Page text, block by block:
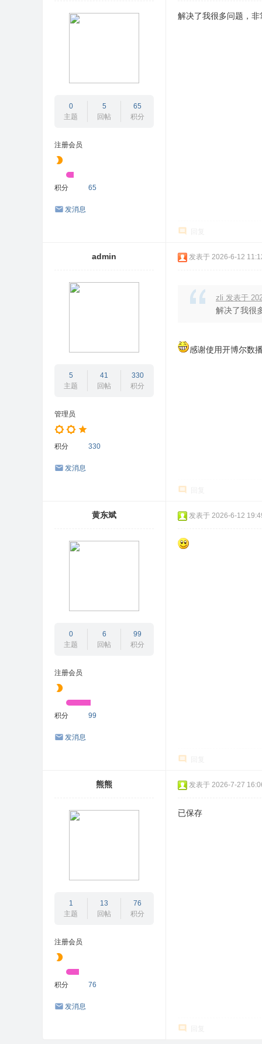
0
主题
5
回帖
65
积分
注册会员
积分 65
发消息
解决了我很多问题，
admin
5
主题
41
回帖
330
积分
管理员
积分 330
发消息
发表于 2026-6-12
zli 发表于
解决了我很
感谢使用开博尔数
黄东斌
0
主题
6
回帖
99
积分
注册会员
积分 99
发消息
发表于 2026-6-12
熊熊
1
主题
13
回帖
76
积分
注册会员
积分 76
发消息
发表于 2026-7-27
已保存